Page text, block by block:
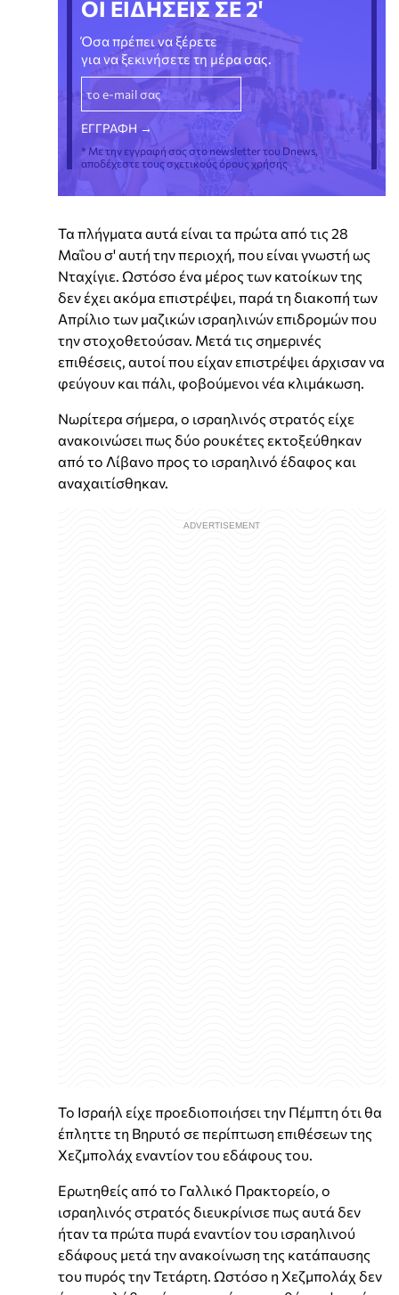
ΟΙ ΕΙΔΗΣΕΙΣ ΣΕ 2'
Όσα πρέπει να ξέρετε
για να ξεκινήσετε τη μέρα σας.
* Με την εγγραφή σας στο newsletter του Dnews,
αποδέχεστε τους σχετικούς όρους χρήσης
Τα πλήγματα αυτά είναι τα πρώτα από τις 28
Μαΐου σ' αυτή την περιοχή, που είναι γνωστή ως
Νταχίγιε. Ωστόσο ένα μέρος των κατοίκων της
δεν έχει ακόμα επιστρέψει, παρά τη διακοπή των
Απρίλιο των μαζικών ισραηλινών επιδρομών που
την στοχοθετούσαν. Μετά τις σημερινές
επιθέσεις, αυτοί που είχαν επιστρέψει άρχισαν να
φεύγουν και πάλι, φοβούμενοι νέα κλιμάκωση.
Νωρίτερα σήμερα, ο ισραηλινός στρατός είχε
ανακοινώσει πως δύο ρουκέτες εκτοξεύθηκαν
από το Λίβανο προς το ισραηλινό έδαφος και
αναχαιτίσθηκαν.
Το Ισραήλ είχε προεδιοποιήσει την Πέμπτη ότι θα
έπληττε τη Βηρυτό σε περίπτωση επιθέσεων της
Χεζμπολάχ εναντίον του εδάφους του.
Ερωτηθείς από το Γαλλικό Πρακτορείο, ο
ισραηλινός στρατός διευκρίνισε πως αυτά δεν
ήταν τα πρώτα πυρά εναντίον του ισραηλινού
εδάφους μετά την ανακοίνωση της κατάπαυσης
του πυρός την Τετάρτη. Ωστόσο η Χεζμπολάχ δεν